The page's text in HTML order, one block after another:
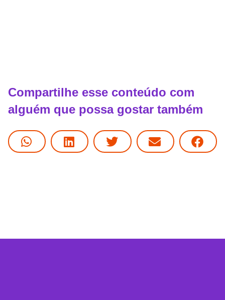
Compartilhe esse conteúdo com
alguém que possa gostar também